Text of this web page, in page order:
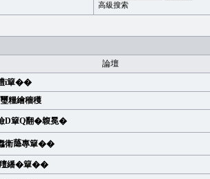
高級搜索
論壇
i簞��
糧繪穡穫
D簞Q翻�䪖冕�
衛𦻕專簞��
羶繙�簞��